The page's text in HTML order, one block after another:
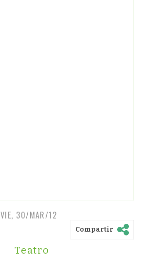
VIE, 30/MAR/12
Compartir
Teatro